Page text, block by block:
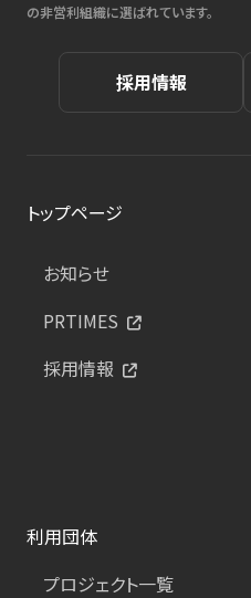
の非営利組織に選ばれています。
採用情報
トップページ
お知らせ
PRTIMES
採用情報
利用団体
プロジェクト一覧